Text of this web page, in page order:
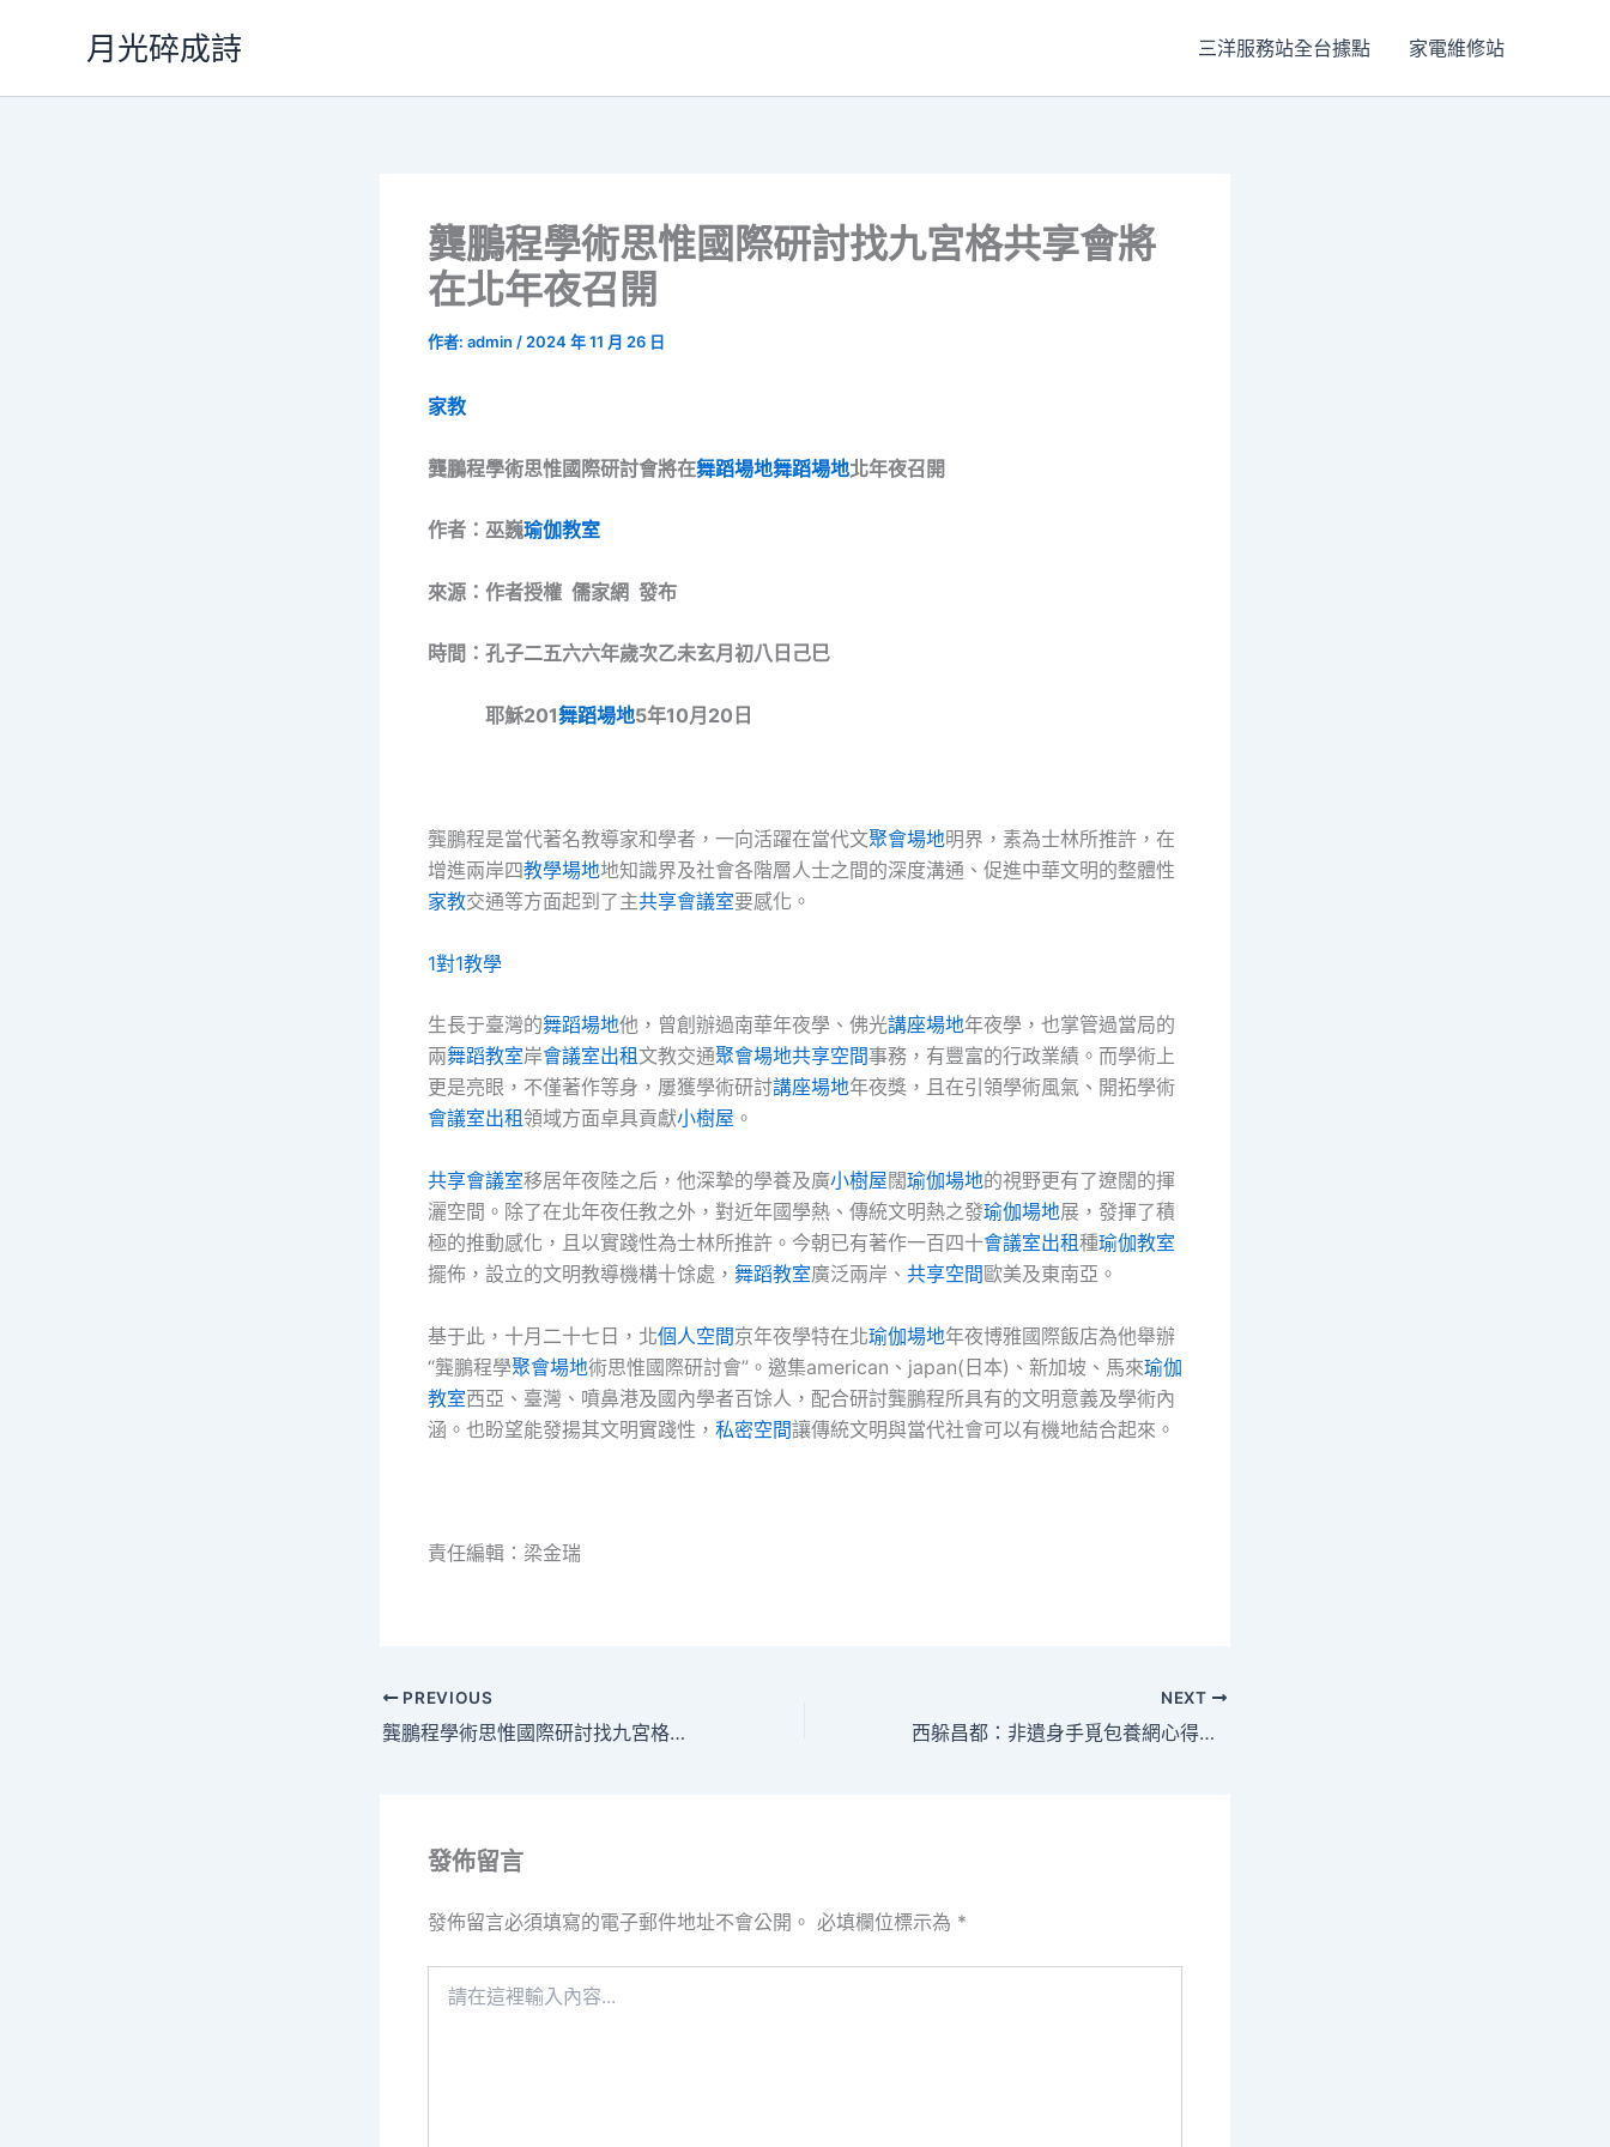
月光碎成詩 三洋服務站全台據點 家電維修站
龔鵬程學術思惟國際研討找九宮格共享會將
在北年夜召開
作者: admin / 2024 年 11 月 26 日
家教
龔鵬程學術思惟國際研討會將在舞蹈場地舞蹈場地北年夜召開
作者：巫巍瑜伽教室
來源：作者授權 儒家網 發布
時間：孔子二五六六年歲次乙未玄月初八日己巳
耶穌201舞蹈場地5年10月20日
龔鵬程是當代著名教導家和學者，一向活躍在當代文聚會場地明界，素為士林所推許，在
增進兩岸四教學場地地知識界及社會各階層人士之間的深度溝通、促進中華文明的整體性
家教交通等方面起到了主共享會議室要感化。
1對1教學
生長于臺灣的舞蹈場地他，曾創辦過南華年夜學、佛光講座場地年夜學，也掌管過當局的
兩舞蹈教室岸會議室出租文教交通聚會場地共享空間事務，有豐富的行政業績。而學術上
更是亮眼，不僅著作等身，屢獲學術研討講座場地年夜獎，且在引領學術風氣、開拓學術
會議室出租領域方面卓具貢獻小樹屋 。
共享會議室移居年夜陸之后，他深摯的學養及廣小樹屋闊瑜伽場地的視野更有了遼闊的揮
灑空間。除了在北年夜任教之外，對近年國學熱、傳統文明熱之發瑜伽場地展，發揮了積
極的推動感化，且以實踐性為士林所推許。今朝已有著作一百四十會議室出租種瑜伽教室
擺佈，設立的文明教導機構十馀處， 舞蹈教室廣泛兩岸、 共享空間歐美及東南亞。
基于此，十月二十七日，北個人空間京年夜學特在北瑜伽場地年夜博雅國際飯店為他舉辦
“龔鵬程學聚會場地術思惟國際研討會”。邀集american、japan(日本)、新加坡、馬來瑜伽
教室西亞、臺灣、噴鼻港及國內學者百馀人，配合研討龔鵬程所具有的文明意義及學術內
涵。也盼望能發揚其文明實踐性， 私密空間讓傳統文明與當代社會可以有機地結合起來。
責任編輯：梁金瑞
PREVIOUS
龔鵬程學術思惟國際研討找九宮格共享會將在北年夜召開
NEXT
西躲昌都：非遺身手覓包養網心得助增收_中國網
發佈留言
發佈留言必須填寫的電子郵件地址不會公開。 必填欄位標示為 *